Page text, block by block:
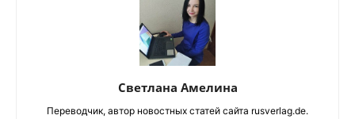
Светлана Амелина
Переводчик, автор новостных статей сайта rusverlag.de.